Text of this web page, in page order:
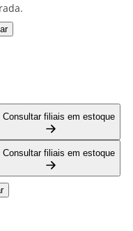
Consultar filiais em estoque
Consultar filiais em estoque